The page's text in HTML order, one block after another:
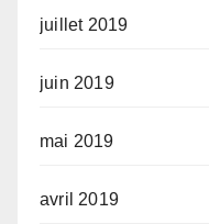
juillet 2019
juin 2019
mai 2019
avril 2019